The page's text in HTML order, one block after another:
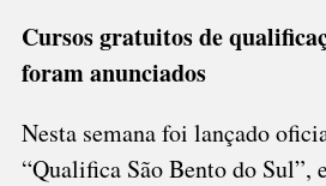
Cursos gratuitos de
foram anunciados
Nesta semana foi lançado
“Qualifica São Bento do Sul”,